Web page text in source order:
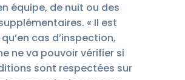
équipe, de nuit ou des
« Il est
cas d’inspection,
ne va pouvoir vérifier si
sont respectées sur